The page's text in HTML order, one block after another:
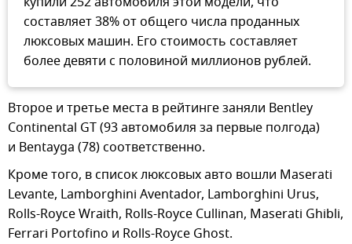
составляет 38% от общего числа проданных
люксовых машин. Его стоимость составляет
более девяти с половиной миллионов рублей.
Второе и третье места в рейтинге заняли Bentley
Continental GT (93 автомобиля за первые полгода)
и Bentayga (78) соответственно.
Кроме того, в список люксовых авто вошли Maserati
Levante, Lamborghini Aventador, Lamborghini Urus,
Rolls-Royce Wraith, Rolls-Royce Cullinan, Maserati Ghibli,
Ferrari Portofino и Rolls-Royce Ghost.